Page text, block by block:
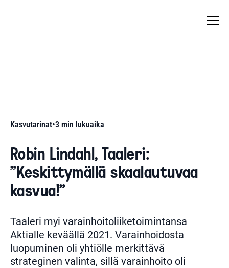
Kasvutarinat•3 min lukuaika
Robin Lindahl, Taaleri:
"Keskittymällä skaalautuvaa
kasvua!"
Taaleri myi varainhoitoliiketoimintansa
Aktialle keväällä 2021. Varainhoidosta
luopuminen oli yhtiölle merkittävä
strateginen valinta, sillä varainhoito oli